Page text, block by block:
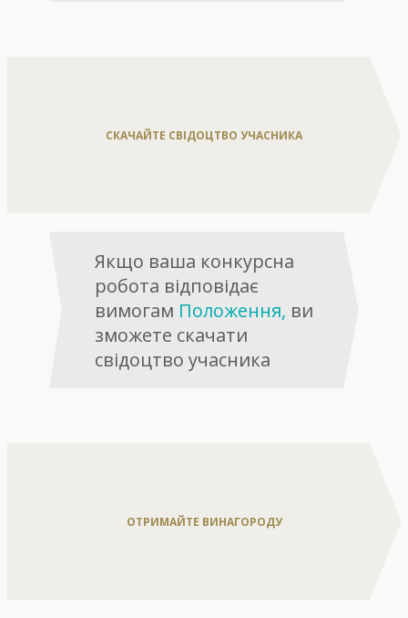
СКАЧАЙТЕ СВІДОЦТВО УЧАСНИКА
Якщо ваша конкурсна
робота відповідає
вимогам Положення, ви
зможете скачати
свідоцтво учасника
ОТРИМАЙТЕ ВИНАГОРОДУ